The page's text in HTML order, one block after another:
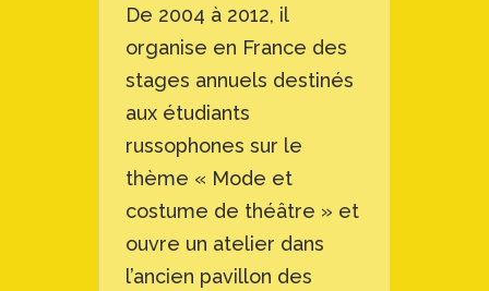
De 2004 à 2012, il
organise en France des
stages annuels destinés
aux étudiants
russophones sur le
thème « Mode et
costume de théâtre » et
ouvre un atelier dans
l’ancien pavillon des